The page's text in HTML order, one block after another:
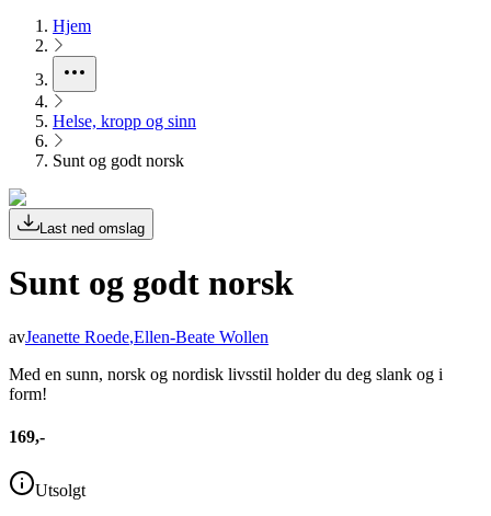
Hjem
Helse, kropp og sinn
Sunt og godt norsk
Last ned omslag
Sunt og godt norsk
avJeanette Roede,Ellen-Beate Wollen
Med en sunn, norsk og nordisk livsstil holder du deg slank og i
form!
169,-
Utsolgt